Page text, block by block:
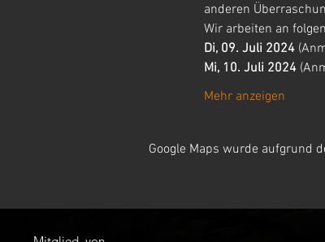
anderen
Wir arbeiten an
Di, 09. Juli 2024
Mi, 10. Juli 2024
Mehr anzeigen
Google Maps wurde aufgrund